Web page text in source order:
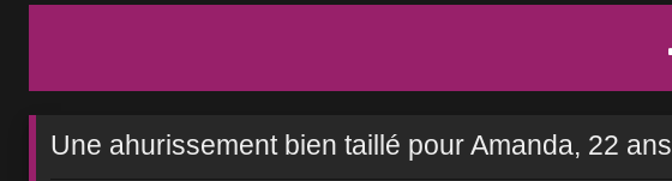
Une ahurissement bien taillé pour Amanda, 22 ans